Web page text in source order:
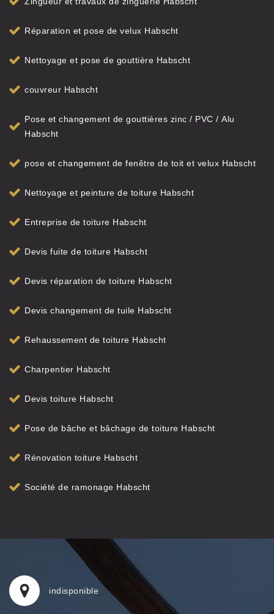
Réparation et pose de velux Habscht
Nettoyage et pose de gouttière Habscht
couvreur Habscht
Pose et changement de gouttières zinc / PVC / Alu
Habscht
pose et changement de fenêtre de toit et velux Habscht
Nettoyage et peinture de toiture Habscht
Entreprise de toiture Habscht
Devis fuite de toiture Habscht
Devis réparation de toiture Habscht
Devis changement de tuile Habscht
Rehaussement de toiture Habscht
Charpentier Habscht
Devis toiture Habscht
Pose de bâche et bâchage de toiture Habscht
Rénovation toiture Habscht
Société de ramonage Habscht
indisponible